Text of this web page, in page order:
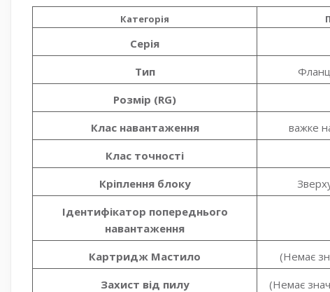
Категорія
Серія
Тип
Розмір (RG)
Клас навантаження
важке
Клас точності
Кріплення блоку
Ідентифікатор попереднього
навантаження
Картридж Мастило
(Немає
Захист від пилу
(Немає